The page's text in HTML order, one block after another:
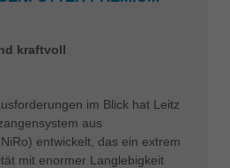
kraftvoll
im Blick hat Leitz
aus
entwickelt, das ein extrem
mit enormer Langlebigkeit